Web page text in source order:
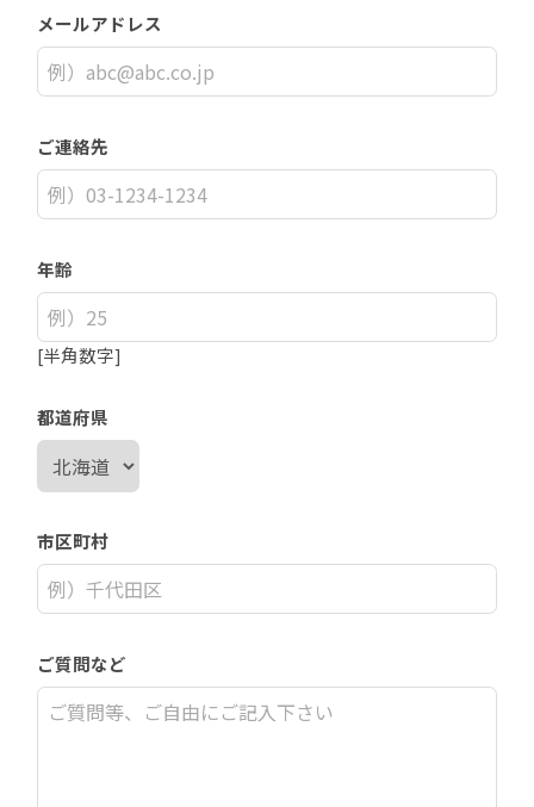
メールアドレス
ご連絡先
年齢
[半角数字]
都道府県
市区町村
ご質問など